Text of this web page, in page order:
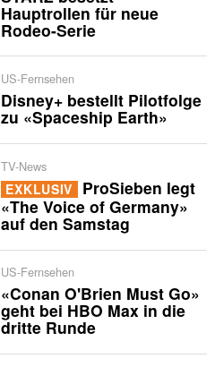
Hauptrollen für neue
Rodeo-Serie
US-Fernsehen
Disney+ bestellt Pilotfolge
zu «Spaceship Earth»
TV-News
EXKLUSIV ProSieben legt
«The Voice of Germany»
auf den Samstag
US-Fernsehen
«Conan O'Brien Must Go»
geht bei HBO Max in die
dritte Runde